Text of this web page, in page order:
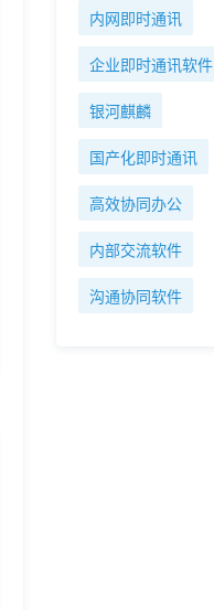
内网即时通讯
企业即时通讯软件
银河麒麟
国产化即时通讯
高效协同办公
内部交流软件
沟通协同软件